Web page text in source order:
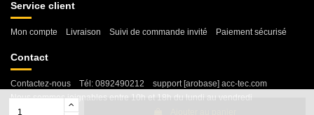
Service client
Mon compte Livraison Suivi de commande invité Paiement sécurisé
Contact
Contactez-nous Tél: 0892490212
support [arobase] acc-tec.com
Nous sommes joignables entre 10h et 18h du lundi au vendredi